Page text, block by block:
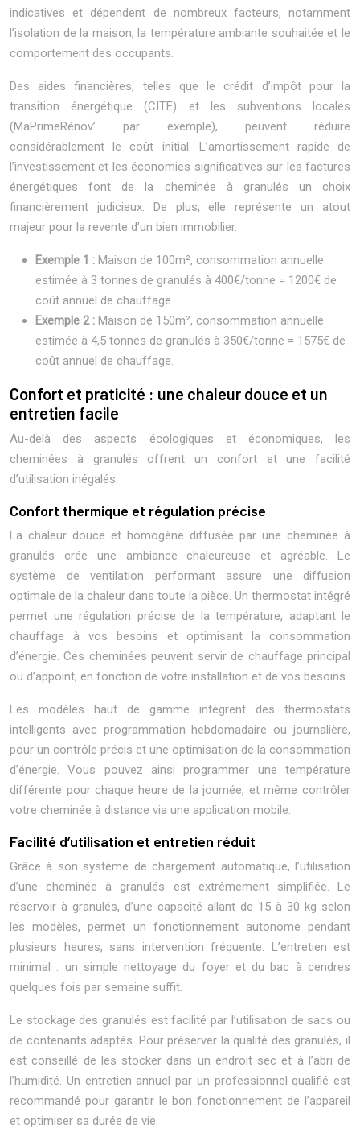
indicatives et dépendent de nombreux facteurs, notamment
l’isolation de la maison, la température ambiante souhaitée et le
comportement des occupants.
Des aides financières, telles que le crédit d’impôt pour la
transition énergétique (CITE) et les subventions locales
(MaPrimeRénov’ par exemple), peuvent réduire
considérablement le coût initial. L’amortissement rapide de
l’investissement et les économies significatives sur les factures
énergétiques font de la cheminée à granulés un choix
financièrement judicieux. De plus, elle représente un atout
majeur pour la revente d’un bien immobilier.
Exemple 1 : Maison de 100m², consommation annuelle
estimée à 3 tonnes de granulés à 400€/tonne = 1200€ de
coût annuel de chauffage.
Exemple 2 : Maison de 150m², consommation annuelle
estimée à 4,5 tonnes de granulés à 350€/tonne = 1575€ de
coût annuel de chauffage.
Confort et praticité : une chaleur douce et un
entretien facile
Au-delà des aspects écologiques et économiques, les
cheminées à granulés offrent un confort et une facilité
d’utilisation inégalés.
Confort thermique et régulation précise
La chaleur douce et homogène diffusée par une cheminée à
granulés crée une ambiance chaleureuse et agréable. Le
système de ventilation performant assure une diffusion
optimale de la chaleur dans toute la pièce. Un thermostat intégré
permet une régulation précise de la température, adaptant le
chauffage à vos besoins et optimisant la consommation
d’énergie. Ces cheminées peuvent servir de chauffage principal
ou d’appoint, en fonction de votre installation et de vos besoins.
Les modèles haut de gamme intègrent des thermostats
intelligents avec programmation hebdomadaire ou journalière,
pour un contrôle précis et une optimisation de la consommation
d’énergie. Vous pouvez ainsi programmer une température
différente pour chaque heure de la journée, et même contrôler
votre cheminée à distance via une application mobile.
Facilité d’utilisation et entretien réduit
Grâce à son système de chargement automatique, l’utilisation
d’une cheminée à granulés est extrêmement simplifiée. Le
réservoir à granulés, d’une capacité allant de 15 à 30 kg selon
les modèles, permet un fonctionnement autonome pendant
plusieurs heures, sans intervention fréquente. L’entretien est
minimal : un simple nettoyage du foyer et du bac à cendres
quelques fois par semaine suffit.
Le stockage des granulés est facilité par l’utilisation de sacs ou
de contenants adaptés. Pour préserver la qualité des granulés, il
est conseillé de les stocker dans un endroit sec et à l’abri de
l’humidité. Un entretien annuel par un professionnel qualifié est
recommandé pour garantir le bon fonctionnement de l’appareil
et optimiser sa durée de vie.